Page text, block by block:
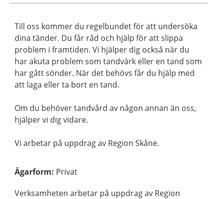
Till oss kommer du regelbundet för att undersöka
dina tänder. Du får råd och hjälp för att slippa
problem i framtiden. Vi hjälper dig också när du
har akuta problem som tandvärk eller en tand som
har gått sönder. När det behövs får du hjälp med
att laga eller ta bort en tand.
Om du behöver tandvård av någon annan än oss,
hjälper vi dig vidare.
Vi arbetar på uppdrag av Region Skåne.
Ägarform: Privat
Verksamheten arbetar på uppdrag av Region